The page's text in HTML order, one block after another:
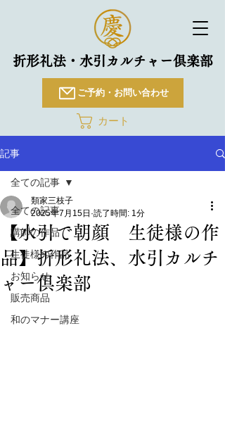
折形礼法・水引カルチャー倶楽部
ご予約・お問い合わせ
カート
記事
全ての記事
講師の作品
生徒様の作品
お知らせ
販売商品
和のマナー講座
全ての記事
【水引で朝顔 生徒様の作
品】折形礼法、水引カルチ
ャー倶楽部
類家三枝子
2025年7月15日 読了時間: 1分